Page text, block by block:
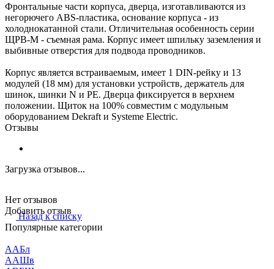
Фронтальные части корпуса, дверца, изготавливаются из
негорючего ABS-пластика, основание корпуса - из
холоднокатанной стали. Отличительная особенность серии
ЩРВ-М - съемная рама. Корпус имеет шпильку заземления и
выбивные отверстия для подвода проводников.
Корпус является встраиваемым, имеет 1 DIN-рейку и 13
модулей (18 мм) для установки устройств, держатель для
шинок, шинки N и PE. Дверца фиксируется в верхнем
положении. Щиток на 100% совместим с модульным
оборудованием Dekraft и Systeme Electric.
Отзывы
Загрузка отзывов...
Нет отзывов
Добавить отзыв
Назад к списку
Популярные категории
ААБл
ААШв